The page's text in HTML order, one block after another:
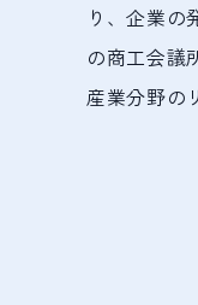
り、企業
の商工会議
産業分野の